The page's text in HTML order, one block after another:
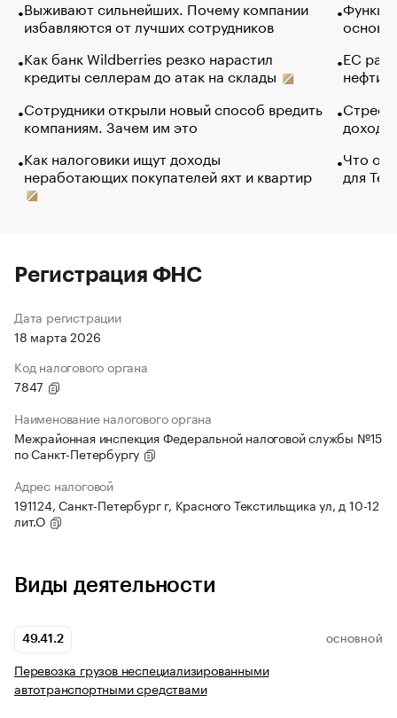
Выживают сильнейших. Почему компании
избавляются от лучших сотрудников
Как банк Wildberries резко нарастил
кредиты селлерам до атак на склады
Сотрудники открыли новый способ вредить
компаниям. Зачем им это
Как налоговики ищут доходы
неработающих покупателей яхт и квартир
основ
ЕС
нефти
Что
для
Регистрация ФНС
Дата регистрации
18 марта 2026
Код налогового органа
7847
Наименование налогового органа
Межрайонная инспекция Федеральной налоговой службы №15
по Санкт-Петербургу
Адрес налоговой
191124, Санкт-Петербург г, Красного Текстильщика ул, д 10-12
лит.О
Виды деятельности
49.41.2 ОСНОВНОЙ
Перевозка грузов неспециализированными
автотранспортными средствами